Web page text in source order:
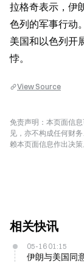
拉格奇表示，伊
色列的军事行动
美国和以色列开
悖。
View Source
免责声明：本页面信
见，亦不构成任何财
赖本页面信息作出决
相关快讯
05-16 01:15
伊朗与美国同